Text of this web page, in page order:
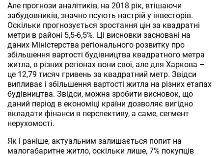
Але прогнози аналітиків, на 2018 рік, втішаючи
забудовників, значно псують настрій у інвесторів.
Оскільки прогнозується зростання цін за квадратні
метри в районі 5,5-6,5%. Ці висновки засновані на
даних Міністерства регіонального розвитку про
збільшення вартості будівництва квадратного метра
житла, в різних регіонах вони свої, але для Харкова –
це 12,79 тисяч гривень за квадратний метр. Звідси
випливає і збільшення вартості житла на різних етапах
будівництва. Звідси, можна зробити висновок, що
даний період в економіці країни дозволяє вигідно
вкладати фінанси в перспективу, а саме, сегмент
нерухомості.
Як і раніше, актуальним залишається попит на
малогабаритне житло, оскільки лише, 7% покупців